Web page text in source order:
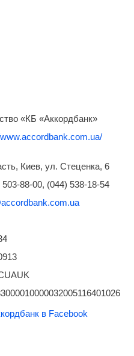
«КБ «Аккордбанк»
Киев, ул. Стеценка, 6
503-88-00, (044) 538-18-54
в Facebook